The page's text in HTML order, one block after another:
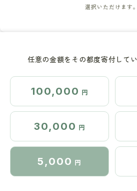
選択いただけます。
任意の金額をその都度寄付して
100,000 円
30,000 円
5,000 円